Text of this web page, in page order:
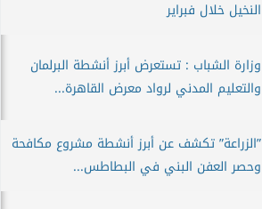
النخيل خلال فبراير
وزارة الشباب : تستعرض أبرز أنشطة البرلمان
والتعليم المدني لرواد معرض القاهرة...
”الزراعة” تكشف عن أبرز أنشطة مشروع مكافحة
وحصر العفن البني في البطاطس...